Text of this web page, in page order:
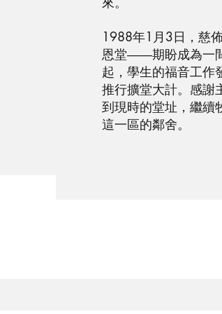
1988年1月3日，慈
恩堂――期盼成為一
起，學生的福音工作
推行擴堂大計。感
到現時的堂址，繼續
這一區的鄰舍。